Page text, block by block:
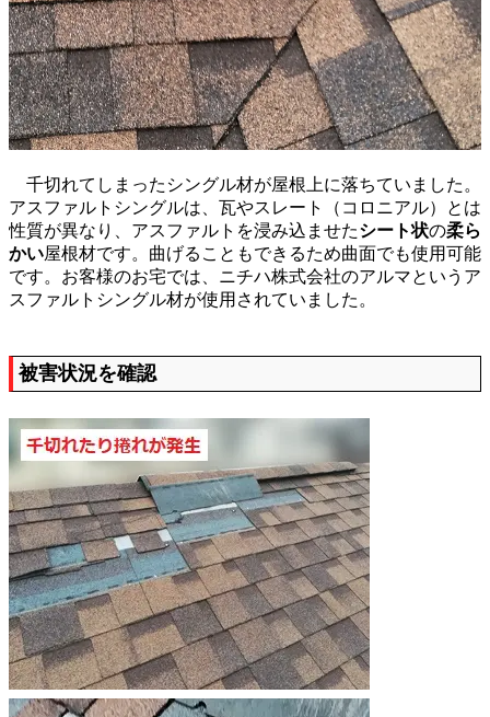
千切れてしまったシングル材が屋根上に落ちていました。
アスファルトシングルは、瓦やスレート（コロニアル）とは
性質が異なり、アスファルトを浸み込ませたシート状の柔ら
かい屋根材です。曲げることもできるため曲面でも使用可能
です。お客様のお宅では、ニチハ株式会社のアルマというア
スファルトシングル材が使用されていました。
被害状況を確認